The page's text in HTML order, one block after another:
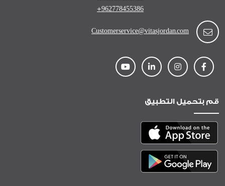
+962778455386
Customerservice@vitasjordan.com
قم بتحميل التطبيق